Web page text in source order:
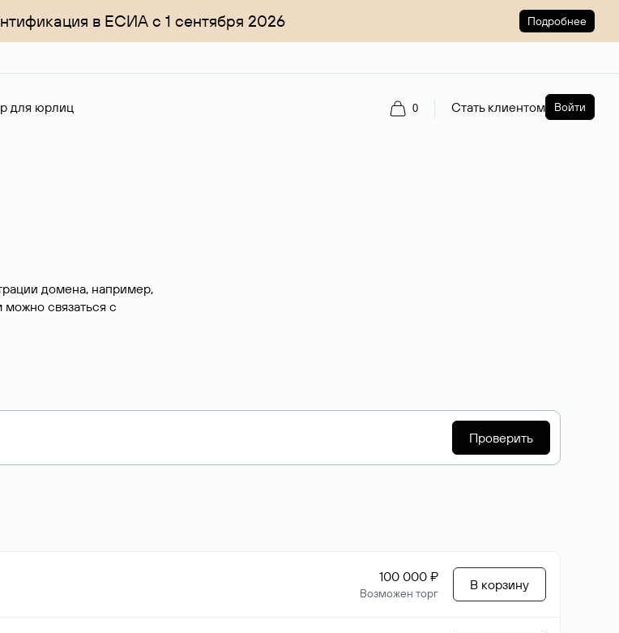
в ЕСИА с 1 сентября 2026 Подробнее
для юрлиц 0 Стать клиентом Войти
домена, например,
можно связаться с
Проверить
100 000 ₽
Возможен торг
В корзину